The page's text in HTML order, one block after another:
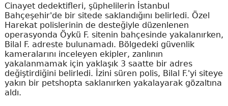
Cinayet dedektifleri, şüphelilerin İstanbul
Bahçeşehir'de bir sitede saklandığını belirledi. Özel
Harekat polislerinin de desteğiyle düzenlenen
operasyonda Öykü F. sitenin bahçesinde yakalanırken,
Bilal F. adreste bulunamadı. Bölgedeki güvenlik
kameralarını inceleyen ekipler, zanlının
yakalanmamak için yaklaşık 3 saatte bir adres
değiştirdiğini belirledi. İzini süren polis, Bilal F.'yi siteye
yakın bir petshopta saklanırken yakalayarak gözaltına
aldı.